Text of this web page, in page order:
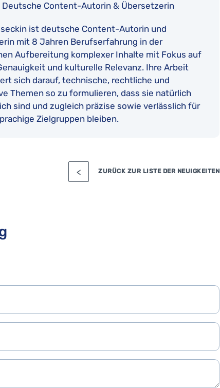
Deutsche Content-Autorin & Übersetzerin
ist deutsche Content-Autorin und
mit 8 Jahren Berufserfahrung in der
Aufbereitung komplexer Inhalte mit Fokus auf
und kulturelle Relevanz. Ihre Arbeit
sich darauf, technische, rechtliche und
Themen so zu formulieren, dass sie natürlich
sind und zugleich präzise sowie verlässlich für
Zielgruppen bleiben.
ZURÜCK ZUR LISTE DER NEUIGKEITEN